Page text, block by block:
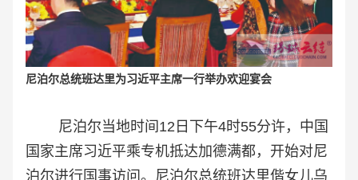
尼泊尔总统班达里为习近平主席一行举办欢迎宴会
尼泊尔当地时间12日下午4时55分许，中国
国家主席习近平乘专机抵达加德满都，开始对尼
泊尔进行国事访问。 尼泊尔总统班达里偕女儿乌